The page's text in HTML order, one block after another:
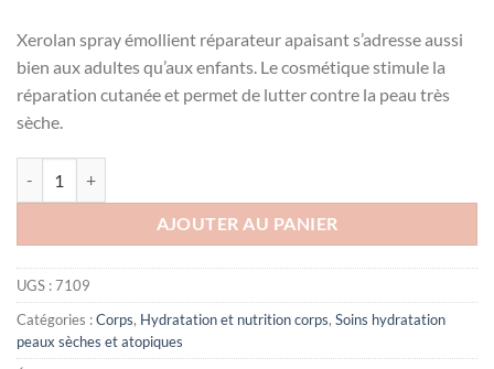
Xerolan spray émollient réparateur apaisant s’adresse aussi
bien aux adultes qu’aux enfants. Le cosmétique stimule la
réparation cutanée et permet de lutter contre la peau très
sèche.
AJOUTER AU PANIER
UGS :7109
Catégories :Corps, Hydratation et nutrition corps, Soins hydratation
peaux sèches et atopiques